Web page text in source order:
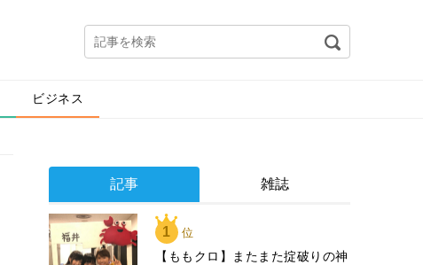
ビジネス
記事 雑誌
1 位
【ももクロ】またまた掟破りの神